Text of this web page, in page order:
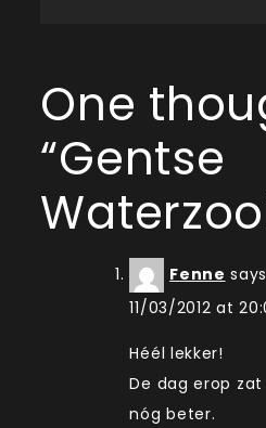
One
“Gentse
Fenne
11/03/2012 at
Héél lekker!
De dag erop
nóg beter.